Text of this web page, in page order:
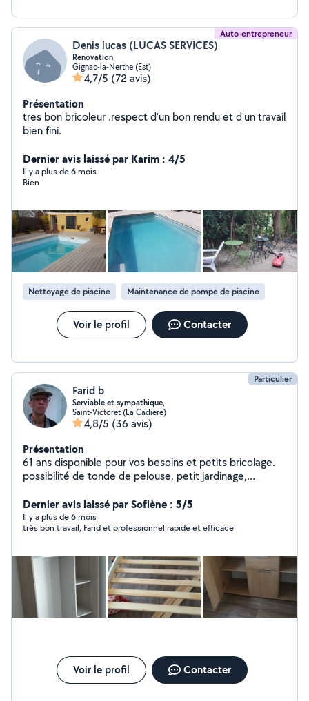
Auto-entrepreneur
Denis lucas (LUCAS SERVICES)
Renovation
Gignac-la-Nerthe (Est)
4,7/5 (72 avis)
Présentation
tres bon bricoleur .respect d'un bon rendu et d'un travail
bien fini.
Dernier avis laissé par Karim : 4/5
Il y a plus de 6 mois
Bien
Nettoyage de piscine Maintenance de pompe de piscine
Voir le profil Contacter
Particulier
Farid b
Serviable et sympathique,
Saint-Victoret (La Cadiere)
4,8/5 (36 avis)
Présentation
61 ans disponible pour vos besoins et petits bricolage.
possibilité de tonde de pelouse, petit jardinage,
accompagnement en véhicule,n hésiter pas à me
contacter Merci
Dernier avis laissé par Sofiène : 5/5
Il y a plus de 6 mois
très bon travail, Farid et professionnel rapide et efficace
Voir le profil Contacter